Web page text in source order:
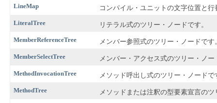
LineMap コンパイル・ユニットの文字位置と
LiteralTree リテラル式のツリー・ノードです。
MemberReferenceTree メンバー参照式のツリー・ノードです
MemberSelectTree メンバー・アクセス式のツリー・ノー
MethodInvocationTree メソッド呼出し式のツリー・ノードで
MethodTree メソッドまたは注釈の型要素宣言の